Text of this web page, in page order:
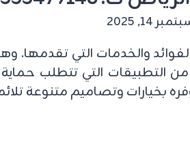
14, 2025
والخدمات التي
التطبيقات التي تتطلب
بخيارات وتصاميم متنوعة